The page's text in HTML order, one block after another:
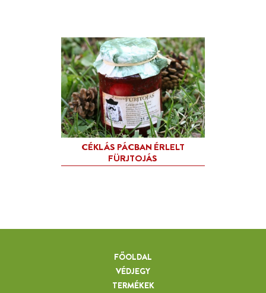
SAJTOLT NAPRAFORGÓ
OLAJBAN ÉRLELT
TÁRKONYOS PÁCBAN
FŐOLDAL
VÉDJEGY
TERMÉKEK